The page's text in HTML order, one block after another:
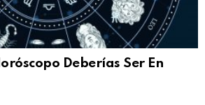
Deberías Ser En